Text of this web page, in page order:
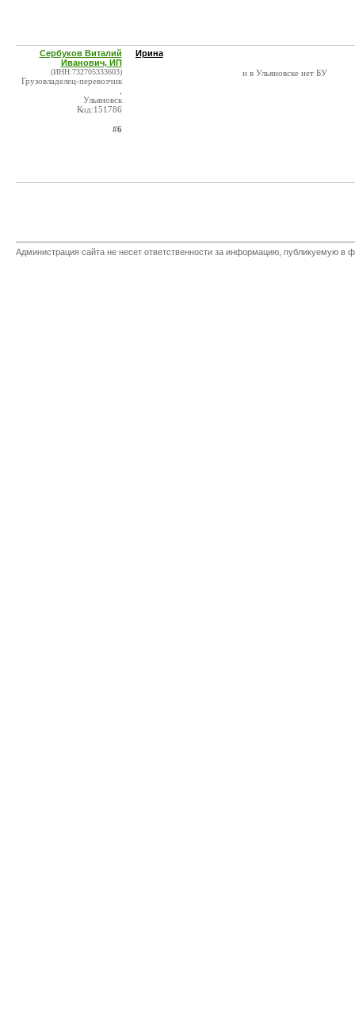
Сербуков Виталий
Иванович, ИП
(ИНН:732705333603)
Грузовладелец-перевозчик
Ульяновск
Код:151786
#6
Ирина
и в Ульяновске нет БУ
Администрация сайта не несет ответственности за информацию, публикуемую